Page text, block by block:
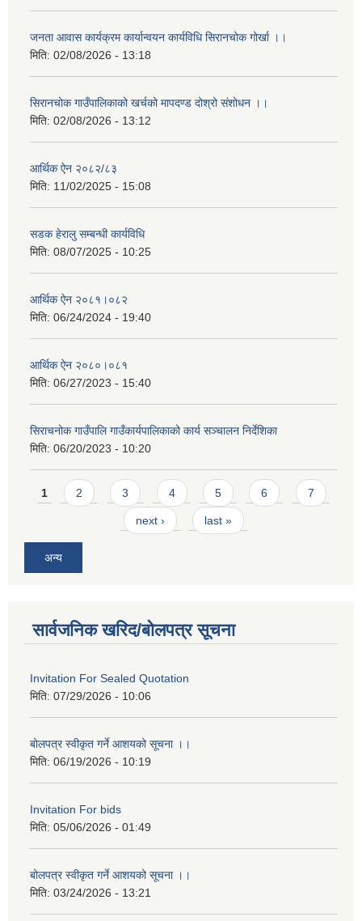
जनता आवास कार्यक्रम कार्यान्वयन कार्यविधि सिरानचोक गोर्खा ।।
मिति: 02/08/2026 - 13:18
सिरानचोक गाउँपालिकाको खर्चको मापदण्ड दोश्रो संशोधन ।।
मिति: 02/08/2026 - 13:12
आर्थिक ऐन २०८२/८३
मिति: 11/02/2025 - 15:08
सडक हेरालु सम्बन्धी कार्यविधि
मिति: 08/07/2025 - 10:25
आर्थिक ऐन २०८१।०८२
मिति: 06/24/2024 - 19:40
आर्थिक ऐन २०८०।०८१
मिति: 06/27/2023 - 15:40
सिराचनोक गाउँपालि गाउँकार्यपालिकाको कार्य सञ्चालन निर्देशिका
मिति: 06/20/2023 - 10:20
Pages
1 2 3 4 5 6 7
next › last »
अन्य
सार्वजनिक खरिद/बोलपत्र सूचना
Invitation For Sealed Quotation
मिति: 07/29/2026 - 10:06
बोलपत्र स्वीकृत गर्ने आशयको सूचना ।।
मिति: 06/19/2026 - 10:19
Invitation For bids
मिति: 05/06/2026 - 01:49
बोलपत्र स्वीकृत गर्ने आशयको सूचना ।।
मिति: 03/24/2026 - 13:21